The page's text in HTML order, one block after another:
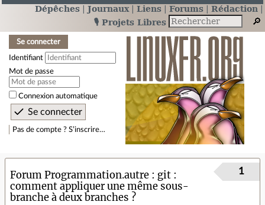
Dépêches Journaux Liens Forums
Rédaction
🎙️ Projets Libres
Se connecter
Identifiant
Mot de passe
Connexion automatique
Pas de compte ? S’inscrire…
Forum Programmation.autre
git :
comment appliquer une même sous-
branche à deux branches ?
1